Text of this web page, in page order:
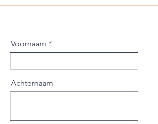
Voornaam
Achternaam